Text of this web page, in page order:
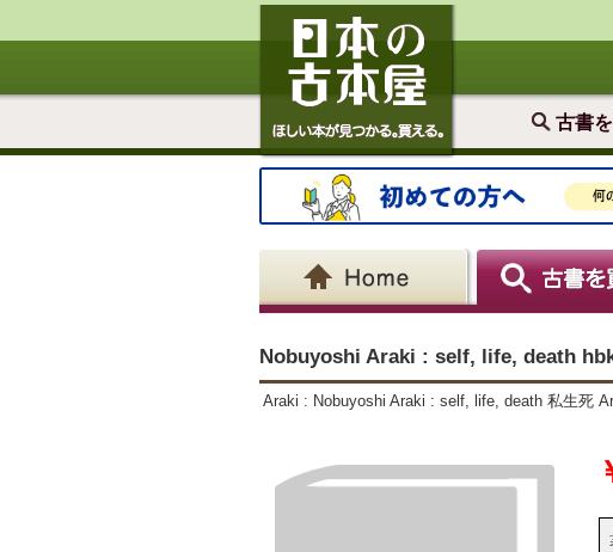
古書
Nobuyoshi Araki : self, life, death
Araki : Nobuyoshi Araki : self, life, death 私生死